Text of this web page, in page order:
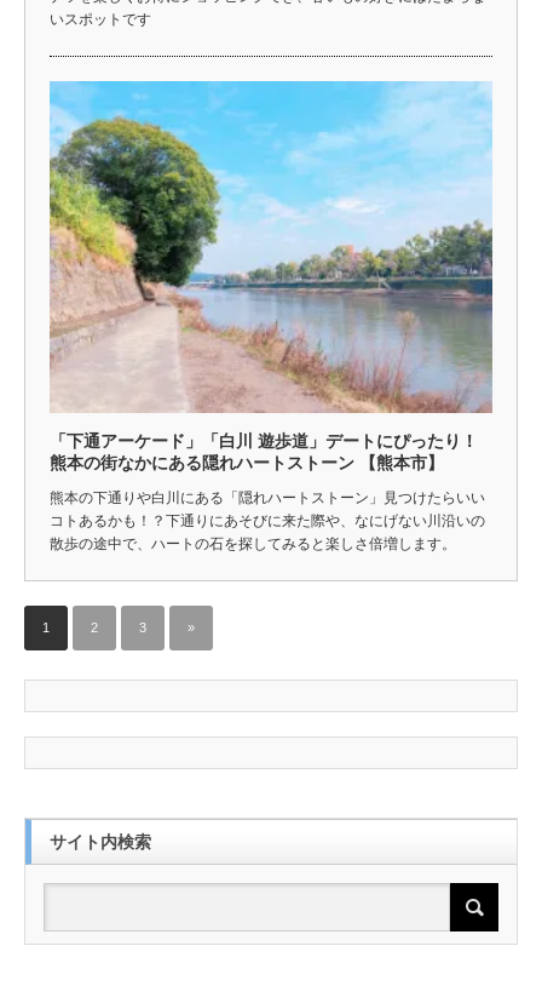
いスポットです
「下通アーケード」「白川 遊歩道」デートにぴったり！
熊本の街なかにある隠れハートストーン 【熊本市】
熊本の下通りや白川にある「隠れハートストーン」見つけたらいい
コトあるかも！？下通りにあそびに来た際や、なにげない川沿いの
散歩の途中で、ハートの石を探してみると楽しさ倍増します。
1 2 3 »
サイト内検索